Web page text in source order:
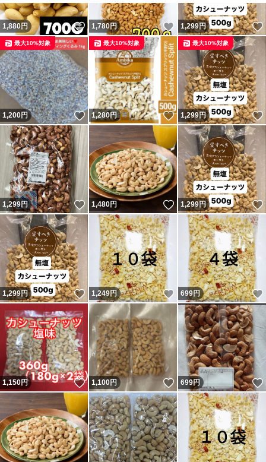
1,880円 いいね！
1,780円 いいね！
1,299円
1,200円 いいね！
最大10%対象
1,280円 いいね！
最大10%対象
1,299円
最大10%対象
1,299円 いいね！
1,480円 いいね！
1,299円
1,299円 いいね！
1,249円 いいね！
699円
1,150円 いいね！
1,100円 いいね！
699円